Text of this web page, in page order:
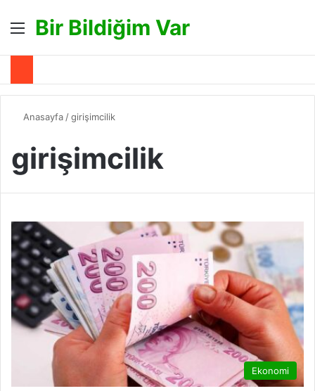
Menü
Bir Bildiğim Var
Anasayfa /girişimcilik
girişimcilik
Ekonomi